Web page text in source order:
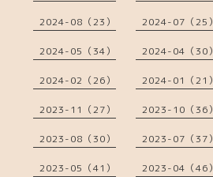
2024-08（23） 2024-07（25）
2024-05（34） 2024-04（30）
2024-02（26） 2024-01（21）
2023-11（27） 2023-10（36）
2023-08（30） 2023-07（37）
2023-05（41） 2023-04（46）